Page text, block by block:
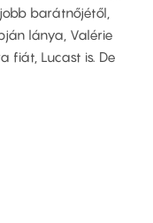
barátnőjétől,
lánya, Valérie
fiát, Lucast is. De